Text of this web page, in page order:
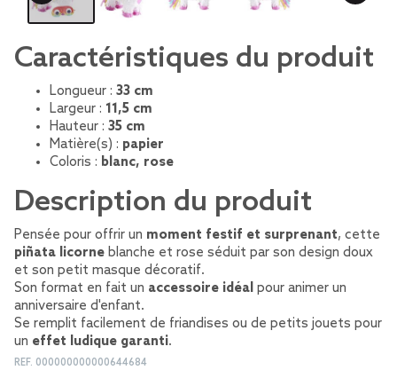
Caractéristiques du produit
Longueur : 33 cm
Largeur : 11,5 cm
Hauteur : 35 cm
Matière(s) : papier
Coloris : blanc, rose
Description du produit
Pensée pour offrir un moment festif et surprenant, cette
piñata licorne blanche et rose séduit par son design doux
et son petit masque décoratif.
Son format en fait un accessoire idéal pour animer un
anniversaire d'enfant.
Se remplit facilement de friandises ou de petits jouets pour
un effet ludique garanti.
REF. 000000000000644684